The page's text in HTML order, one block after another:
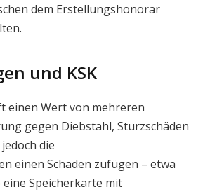
dem Erstellungshonorar
und KSK
einen Wert von mehreren
gegen Diebstahl, Sturzschäden
die
einen Schaden zufügen – etwa
Speicherkarte mit